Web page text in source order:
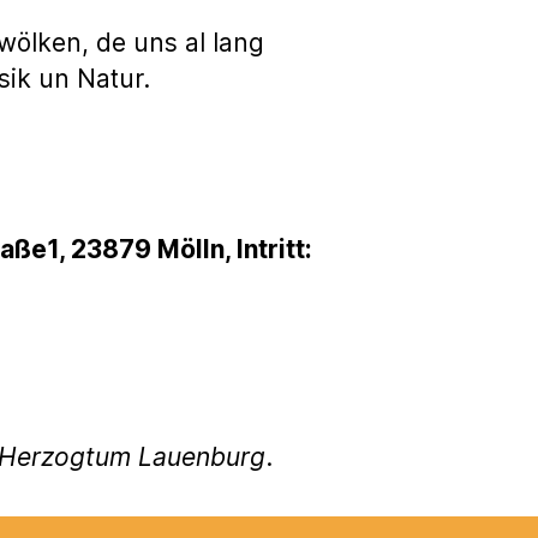
de uns al lang
un Natur.
23879 Mölln, Intritt:
Lauenburg.